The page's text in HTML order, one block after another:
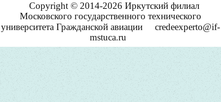
Copyright © 2014-2026 Иркутский филиал
Московского государственного технического
университета Гражданской авиации
credeexperto@if-
mstuca.ru